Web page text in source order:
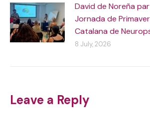
David de Noreña
Jornada de
Catalana de
8 July, 2026
Leave a Reply